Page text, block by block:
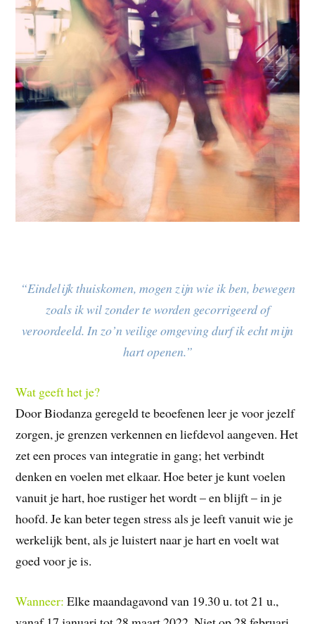
“Eindelijk thuiskomen, mogen zijn wie ik ben, bewegen
zoals ik wil zonder te worden gecorrigeerd of
veroordeeld. In zo’n veilige omgeving durf ik echt mijn
hart openen.”
Wat geeft het je?
Door Biodanza geregeld te beoefenen leer je voor jezelf
zorgen, je grenzen verkennen en liefdevol aangeven. Het
zet een proces van integratie in gang; het verbindt
denken en voelen met elkaar. Hoe beter je kunt voelen
vanuit je hart, hoe rustiger het wordt – en blijft – in je
hoofd. Je kan beter tegen stress als je leeft vanuit wie je
werkelijk bent, als je luistert naar je hart en voelt wat
goed voor je is.
Wanneer: Elke maandagavond van 19.30 u. tot 21 u.,